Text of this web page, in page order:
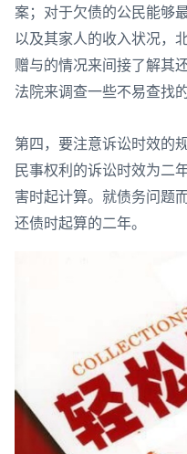
案；对于欠债的公民能够
以及其家人的收入状况，
赠与的情况来间接了解其
法院来调查一些不易查找的
第四，要注意诉讼时效的
民事权利的诉讼时效为二
害时起计算。就债务问题
还债时起算的二年。